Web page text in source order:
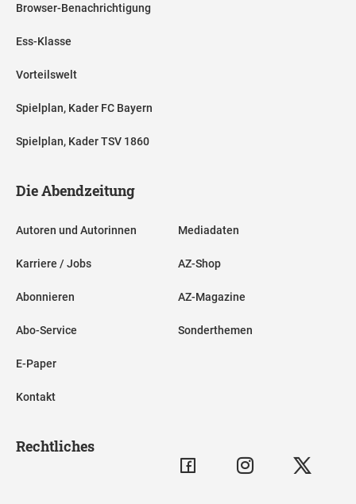
Browser-Benachrichtigung
Ess-Klasse
Vorteilswelt
Spielplan, Kader FC Bayern
Spielplan, Kader TSV 1860
Die Abendzeitung
Autoren und Autorinnen
Karriere / Jobs
Abonnieren
Abo-Service
E-Paper
Kontakt
Mediadaten
AZ-Shop
AZ-Magazine
Sonderthemen
Rechtliches